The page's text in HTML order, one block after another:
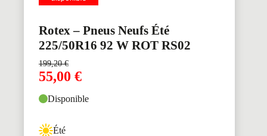
Rotex – Pneus Neufs Été
225/50R16 92 W ROT RS02
199,20€
55,00 €
Disponible
Été